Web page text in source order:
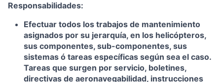
Responsabilidades:
Efectuar todos los trabajos de mantenimiento
asignados por su jerarquía, en los helicópteros,
sus componentes, sub-componentes, sus
sistemas ó tareas específicas según sea el caso.
Tareas que surgen por servicio, boletines,
directivas de aeronavegabilidad, instrucciones